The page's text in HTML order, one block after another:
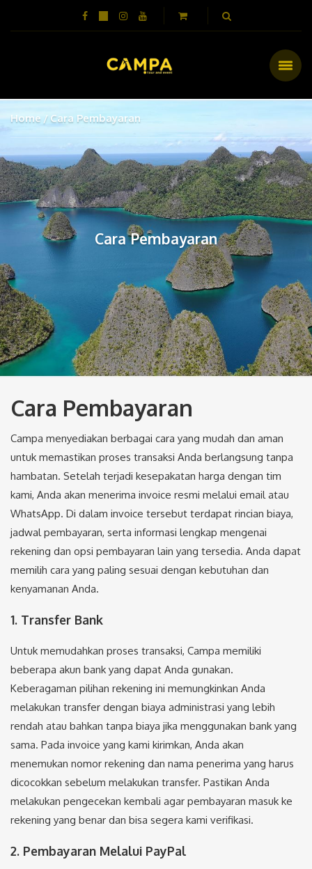
Home Cara Pembayaran
Cara Pembayaran
Cara Pembayaran
Campa menyediakan berbagai cara yang mudah dan aman
untuk memastikan proses transaksi Anda berlangsung tanpa
hambatan. Setelah terjadi kesepakatan harga dengan tim
kami, Anda akan menerima invoice resmi melalui email atau
WhatsApp. Di dalam invoice tersebut terdapat rincian biaya,
jadwal pembayaran, serta informasi lengkap mengenai
rekening dan opsi pembayaran lain yang tersedia. Anda dapat
memilih cara yang paling sesuai dengan kebutuhan dan
kenyamanan Anda.
1. Transfer Bank
Untuk memudahkan proses transaksi, Campa memiliki
beberapa akun bank yang dapat Anda gunakan.
Keberagaman pilihan rekening ini memungkinkan Anda
melakukan transfer dengan biaya administrasi yang lebih
rendah atau bahkan tanpa biaya jika menggunakan bank yang
sama. Pada invoice yang kami kirimkan, Anda akan
menemukan nomor rekening dan nama penerima yang harus
dicocokkan sebelum melakukan transfer. Pastikan Anda
melakukan pengecekan kembali agar pembayaran masuk ke
rekening yang benar dan bisa segera kami verifikasi.
2. Pembayaran Melalui PayPal